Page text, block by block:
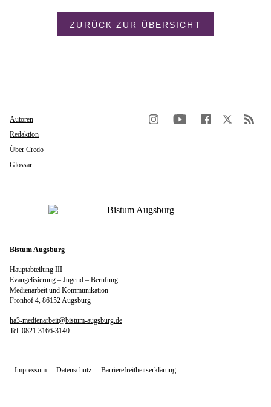
ZURÜCK ZUR ÜBERSICHT
Autoren
Redaktion
Über Credo
Glossar
Bistum Augsburg
Hauptabteilung III
Evangelisierung – Jugend – Berufung
Medienarbeit und Kommunikation
Fronhof 4, 86152 Augsburg
ha3-medienarbeit@bistum-augsburg.de
Tel. 0821 3166-3140
Impressum Datenschutz Barrierefreitheitserklärung